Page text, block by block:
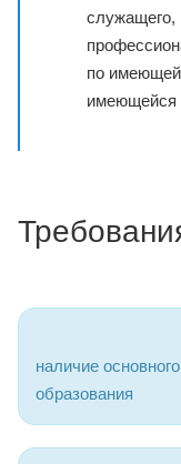
служащего,
по
имеющейся
наличие
образования